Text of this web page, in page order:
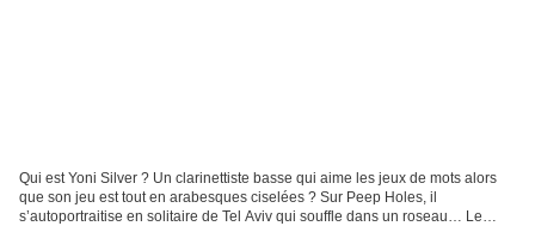
Qui est Yoni Silver ? Un clarinettiste basse qui aime les jeux de mots alors
que son jeu est tout en arabesques ciselées ? Sur Peep Holes, il
s’autoportraitise en solitaire de Tel Aviv qui souffle dans un roseau… Le